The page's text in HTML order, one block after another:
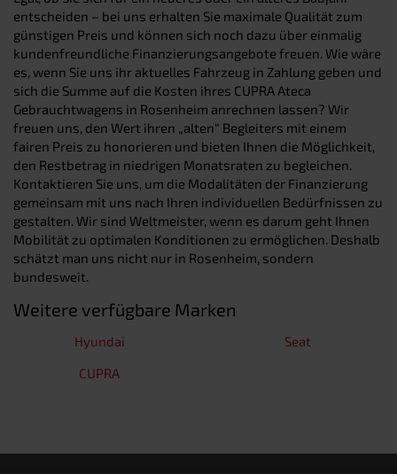
entscheiden – bei uns erhalten Sie maximale Qualität zum
günstigen Preis und können sich noch dazu über einmalig
kundenfreundliche Finanzierungsangebote freuen. Wie wäre
es, wenn Sie uns ihr aktuelles Fahrzeug in Zahlung geben und
sich die Summe auf die Kosten ihres CUPRA Ateca
Gebrauchtwagens in Rosenheim anrechnen lassen? Wir
freuen uns, den Wert ihren „alten“ Begleiters mit einem
fairen Preis zu honorieren und bieten Ihnen die Möglichkeit,
den Restbetrag in niedrigen Monatsraten zu begleichen.
Kontaktieren Sie uns, um die Modalitäten der Finanzierung
gemeinsam mit uns nach Ihren individuellen Bedürfnissen zu
gestalten. Wir sind Weltmeister, wenn es darum geht Ihnen
Mobilität zu optimalen Konditionen zu ermöglichen. Deshalb
schätzt man uns nicht nur in Rosenheim, sondern
bundesweit.
Weitere verfügbare Marken
Hyundai
Seat
CUPRA